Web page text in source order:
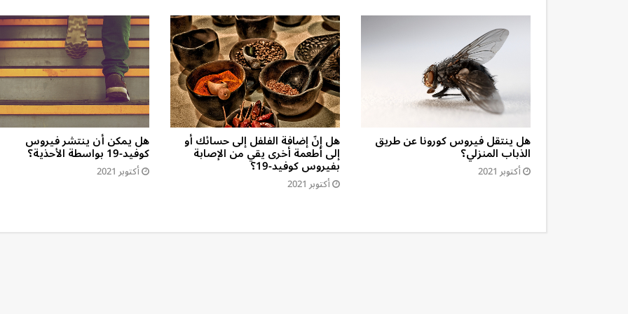
هل يمكن أن ينتشر فيروس
كوفيد-19 بواسطة الأحذية؟
أكتوبر 2021
هل إنّ إضافة الفلفل إلى حسائك أو
إلى أطعمة أخرى يقي من الإصابة
بفيروس كوفيد-19؟
أكتوبر 2021
هل ينتقل فيروس كورونا عن طريق
الذباب المنزلي؟
أكتوبر 2021